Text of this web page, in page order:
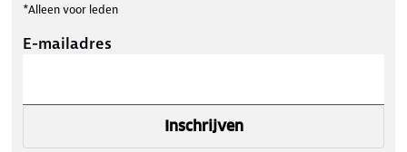
*Alleen voor leden
E-mailadres
Inschrijven